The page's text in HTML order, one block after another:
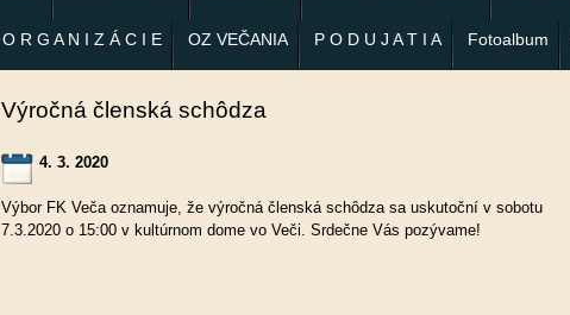
O R G A N I Z Á C I E OZ VEČANIA P O D U J A T I A Fotoalbum
Výročná členská schôdza
4. 3. 2020
Výbor FK Veča oznamuje, že výročná členská schôdza sa uskutoční v sobotu
7.3.2020 o 15:00 v kultúrnom dome vo Veči. Srdečne Vás pozývame!